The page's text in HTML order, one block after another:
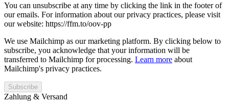
You can unsubscribe at any time by clicking the link in the footer of
our emails. For information about our privacy practices, please visit
our website: https://ffm.to/oov-pp
We use Mailchimp as our marketing platform. By clicking below to
subscribe, you acknowledge that your information will be
transferred to Mailchimp for processing. Learn more about
Mailchimp's privacy practices.
Zahlung & Versand